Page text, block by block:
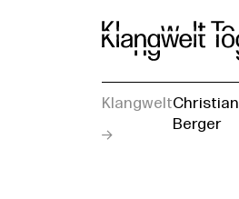
KlangweltChristian
Berger